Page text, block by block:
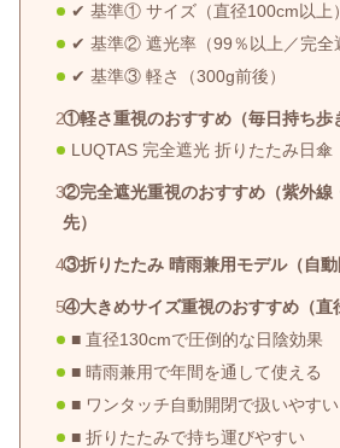
✔ 基準① サイズ（直径100cm以上）
✔ 基準② 遮光率（99％以上／完全
✔ 基準③ 軽さ（300g前後）
①軽さ重視のおすすめ（毎日持ち歩
LUQTAS 完全遮光 折りたたみ日傘
②完全遮光重視のおすすめ（紫外線
先）
③折りたたみ 晴雨兼用モデル（自動
④大きめサイズ重視のおすすめ（直
■ 直径130cmで圧倒的な日陰効果
■ 晴雨兼用で年間を通して使える
■ ワンタッチ自動開閉で扱いやすい
■ 折りたたみで持ち運びやすい